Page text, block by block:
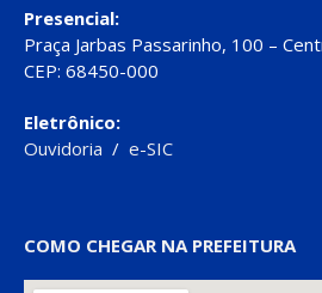
Presencial:
Praça Jarbas Passarinho, 100 –
CEP: 68450-000
Eletrônico:
Ouvidoria / e-SIC
COMO CHEGAR NA PREFEITURA